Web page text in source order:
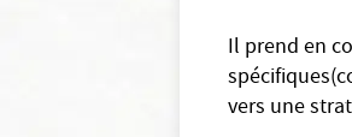
Il prend en
vers une